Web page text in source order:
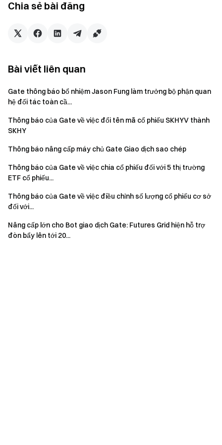
chủ đề thịnh hànhTương tác với cộng đồng toàn cầu của
Bảo mật**
Kiểm tra 100% Bằng chứng dự trữ của chúng tôi
Chia sẻ bài đăng
Bài viết liên quan
Gate thông báo bổ nhiệm Jason Fung làm trưởng bộ phận quan
hệ đối tác toàn cầ...
Thông báo của Gate về việc đổi tên mã cổ phiếu SKHYV thành
SKHY
Thông báo nâng cấp máy chủ Gate Giao dịch sao chép
Thông báo của Gate về việc chia cổ phiếu đối với 5 thị trường
ETF cổ phiếu...
Thông báo của Gate về việc điều chỉnh số lượng cổ phiếu cơ sở
đối với...
Nâng cấp lớn cho Bot giao dịch Gate: Futures Grid hiện hỗ trợ
đòn bẩy lên tới 20...